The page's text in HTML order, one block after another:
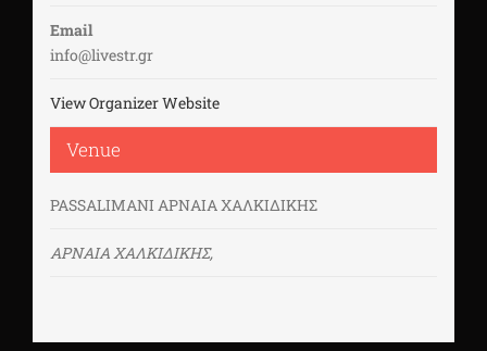
Venue
PASSALIMANI ΑΡΝΑΙΑ ΧΑΛΚΙΔΙΚΗΣ
ΑΡΝΑΙΑ ΧΑΛΚΙΔΙΚΗΣ,
Email
info@livestr.gr
View Organizer Website